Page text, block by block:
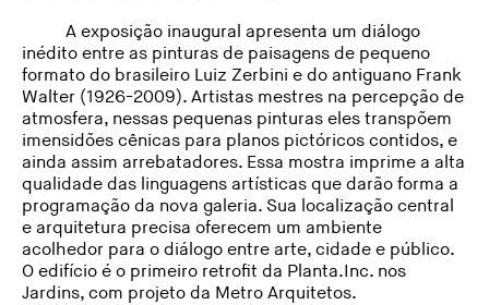
A exposição inaugural apresenta um diálogo
inédito entre as pinturas de paisagens de pequeno
formato do brasileiro Luiz Zerbini e do antiguano Frank
Walter (1926-2009). Artistas mestres na percepção de
atmosfera, nessas pequenas pinturas eles transpõem
imensidões cênicas para planos pictóricos contidos, e
ainda assim arrebatadores. Essa mostra imprime a alta
qualidade das linguagens artísticas que darão forma a
programação da nova galeria. Sua localização central
e arquitetura precisa oferecem um ambiente
acolhedor para o diálogo entre arte, cidade e público.
O edifício é o primeiro retrofit da Planta.Inc. nos
Jardins, com projeto da Metro Arquitetos.